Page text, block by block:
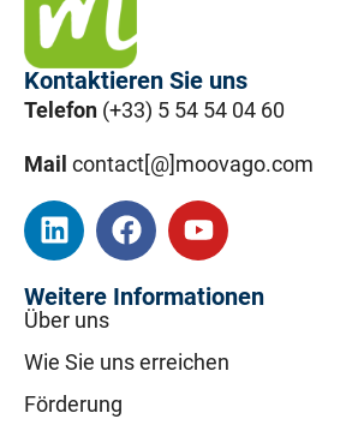
Kontaktieren Sie uns
Telefon (+33) 5 54 54 04 60
Mail contact[@]moovago.com
Weitere Informationen
Über uns
Wie Sie uns erreichen
Förderung